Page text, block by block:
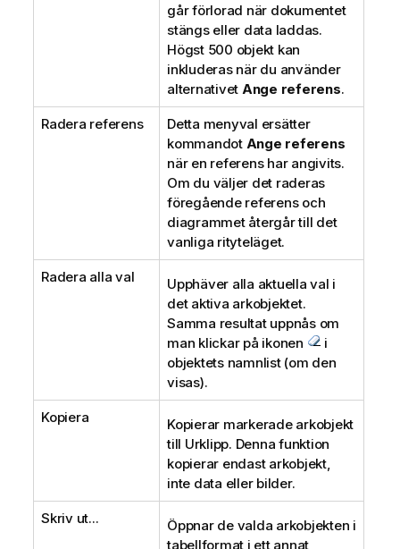
går förlorad när dokumentet
stängs eller data laddas.
Högst 500 objekt kan
inkluderas när du använder
alternativet Ange referens.
Radera referens
Detta menyval ersätter
kommandot Ange referens
när en referens har angivits.
Om du väljer det raderas
föregående referens och
diagrammet återgår till det
vanliga rityteläget.
Radera alla val
Upphäver alla aktuella val i
det aktiva arkobjektet.
Samma resultat uppnås om
man klickar på ikonen
i
objektets namnlist (om den
visas).
Kopiera
Kopierar markerade arkobjekt
till Urklipp. Denna funktion
kopierar endast arkobjekt,
inte data eller bilder.
Skriv ut...
Öppnar de valda arkobjekten i
tabellformat i ett annat